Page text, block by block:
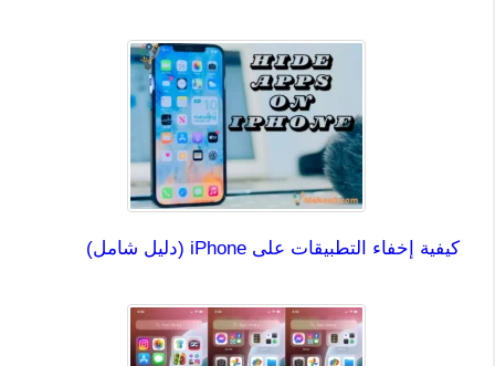
كيفية إخفاء التطبيقات على iPhone (دليل شامل)